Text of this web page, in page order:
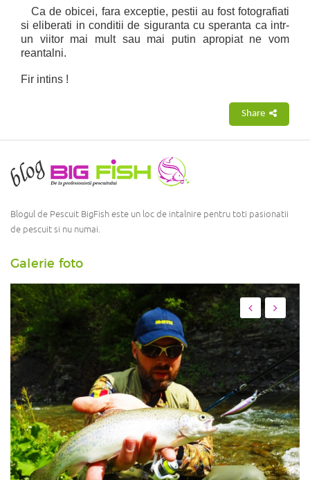
Ca de obicei, fara exceptie, pestii au fost fotografiati
si eliberati in conditii de siguranta cu speranta ca intr-
un viitor mai mult sau mai putin apropiat ne vom
reantalni.
Fir intins !
Share
Blogul de Pescuit BigFish este un loc de intalnire pentru toti pasionatii
de pescuit si nu numai.
Galerie foto